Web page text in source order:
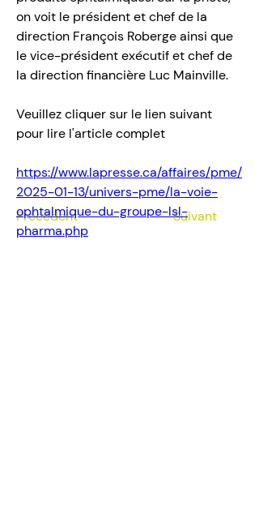
Précédent Suivant
on voit le président et chef de la
direction François Roberge ainsi que
le vice-président exécutif et chef de
la direction financière Luc Mainville.
Veuillez cliquer sur le lien suivant
pour lire l'article complet
https://www.lapresse.ca/affaires/pme/
2025-01-13/univers-pme/la-voie-
ophtalmique-du-groupe-lsl-
pharma.php